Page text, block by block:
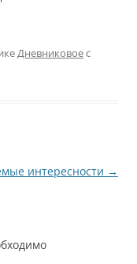
Дневниковоес
интересности →